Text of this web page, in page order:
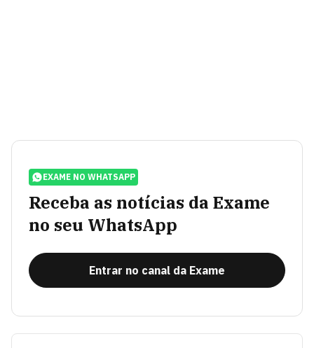
EXAME NO WHATSAPP
Receba as notícias da Exame
no seu WhatsApp
Entrar no canal da Exame